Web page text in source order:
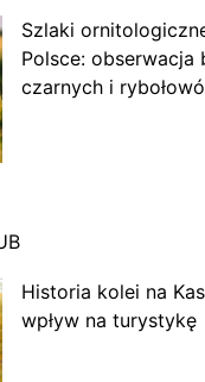
Szlaki
Polsce: obserwacja
czarnych i
Historia kolei na
wpływ na turystykę